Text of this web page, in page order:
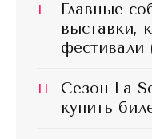
I
Главные
выставки,
фестивали
II
Сезон La
купить